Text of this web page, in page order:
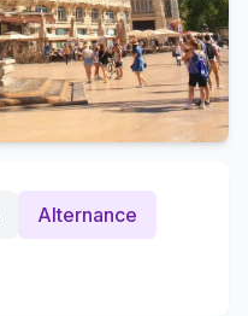
Alternance